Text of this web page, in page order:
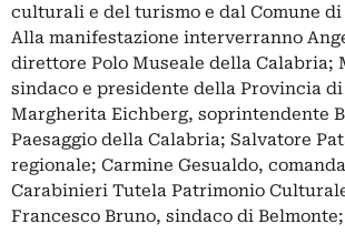
culturali e del turismo e dal Comune di
Alla manifestazione interverranno
direttore Polo Museale della Calabria;
sindaco e presidente della Provincia di
Margherita Eichberg, soprintendente
Paesaggio della Calabria; Salvatore
regionale; Carmine Gesualdo,
Carabinieri Tutela Patrimonio
Francesco Bruno, sindaco di